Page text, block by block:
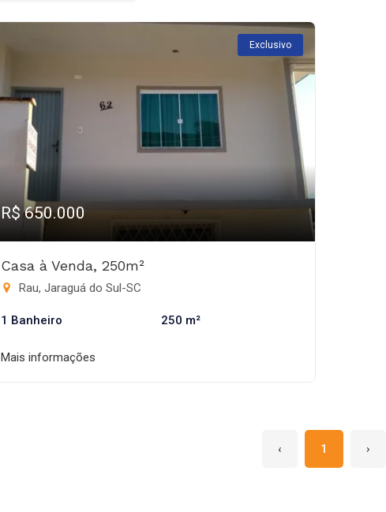
Exclusivo
R$ 650.000
Casa à Venda, 250m²
Rau, Jaraguá do Sul-SC
1 Banheiro 250 m²
Mais informações
‹ 1 ›